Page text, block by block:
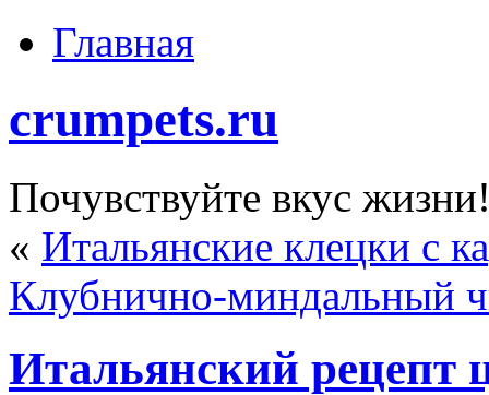
Главная
crumpets.ru
Почувствуйте вкус
« Итальянские клецки с
Клубнично-миндальный
Итальянский рецепт